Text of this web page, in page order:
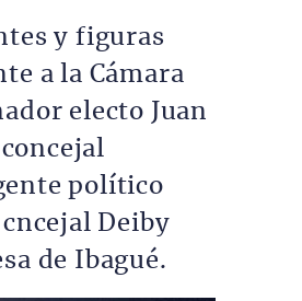
y figuras
a la Cámara
electo Juan
político
Deiby
de Ibagué.